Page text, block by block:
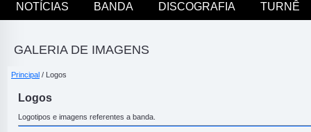
NOTÍCIAS BANDA DISCOGRAFIA TURNÊ
GALERIA DE IMAGENS
Principal / Logos
Logos
Logotipos e imagens referentes a banda.